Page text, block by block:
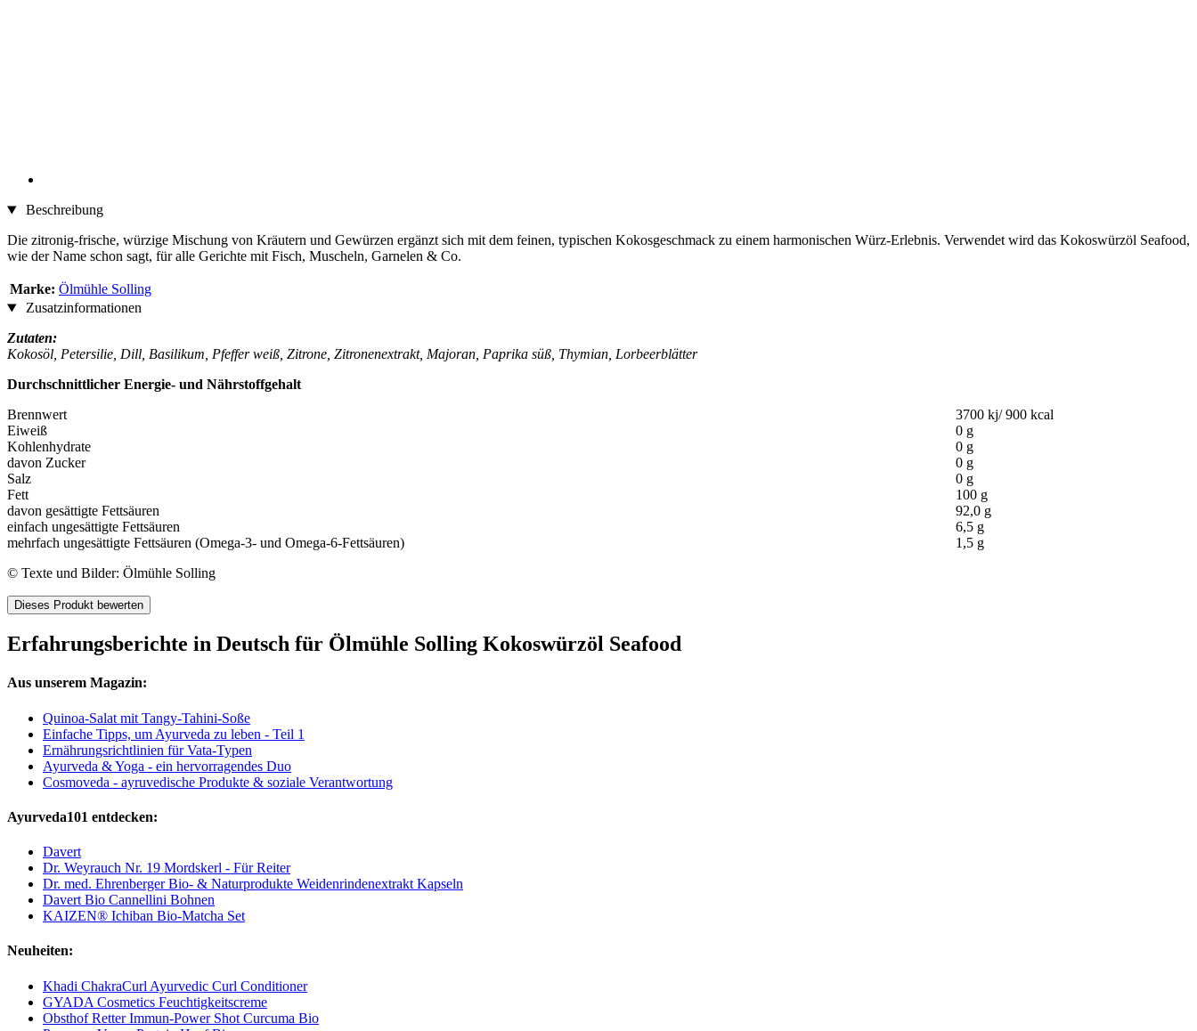
Beschreibung
Die zitronig-frische, würzige Mischung von Kräutern und Gewürzen ergänzt sich mit dem feinen, typischen Kokosgeschmack zu einem harmonischen Würz-Erlebnis. Verwendet wird das Kokoswürzöl Seafood,
wie der Name schon sagt, für alle Gerichte mit Fisch, Muscheln, Garnelen & Co.
Marke: Ölmühle Solling
Zusatzinformationen
Zutaten:
Kokosöl, Petersilie, Dill, Basilikum, Pfeffer weiß, Zitrone, Zitronenextrakt, Majoran, Paprika süß, Thymian, Lorbeerblätter
Durchschnittlicher Energie- und Nährstoffgehalt
Brennwert
3700 kj/ 900 kcal
Eiweiß
0 g
Kohlenhydrate
0 g
davon Zucker
0 g
Salz
0 g
Fett
100 g
davon gesättigte Fettsäuren
92,0 g
einfach ungesättigte Fettsäuren
6,5 g
mehrfach ungesättigte Fettsäuren (Omega-3- und Omega-6-Fettsäuren)
1,5 g
© Texte und Bilder: Ölmühle Solling
Dieses Produkt bewerten
Erfahrungsberichte in Deutsch für Ölmühle Solling Kokoswürzöl Seafood
Aus unserem Magazin:
Quinoa-Salat mit Tangy-Tahini-Soße
Einfache Tipps, um Ayurveda zu leben - Teil 1
Ernährungsrichtlinien für Vata-Typen
Ayurveda & Yoga - ein hervorragendes Duo
Cosmoveda - ayruvedische Produkte & soziale Verantwortung
Ayurveda101 entdecken:
Davert
Dr. Weyrauch Nr. 19 Mordskerl - Für Reiter
Dr. med. Ehrenberger Bio- & Naturprodukte Weidenrindenextrakt Kapseln
Davert Bio Cannellini Bohnen
KAIZEN® Ichiban Bio-Matcha Set
Neuheiten:
Khadi ChakraCurl Ayurvedic Curl Conditioner
GYADA Cosmetics Feuchtigkeitscreme
Obsthof Retter Immun-Power Shot Curcuma Bio